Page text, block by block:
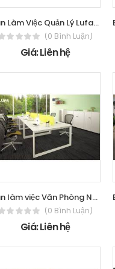
Bàn Làm Việc Quản Lý Lufa QL Flexibility
(0 Bình Luận)
Giá: Liên hệ
Bàn làm việc Văn Phòng NV_TH1
(0 Bình Luận)
Giá: Liên hệ